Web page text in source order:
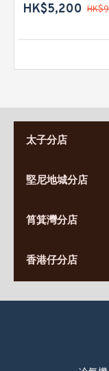
HK$5,200
太子分店
營業時間:
九龍太子太子道西
堅尼地城分店
營業時間:
香港堅尼地城卑路
(堅尼地城地鐵站B
筲箕灣分店
營業時間:
(10:00am-
香港仔分店
營業時間:
香港香港仔成都道
(黃竹坑地鐵站轉4M專